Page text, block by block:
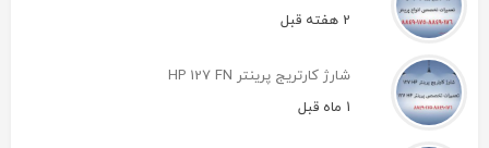
2 هفته قبل
شارژ کارتریج پرینتر HP 127 FN
1 ماه قبل